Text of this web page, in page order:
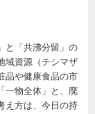
と「共沸分留」の
域資源（チシマザ
品や健康食品の市
一物全体」と、廃
え方は、今日の持